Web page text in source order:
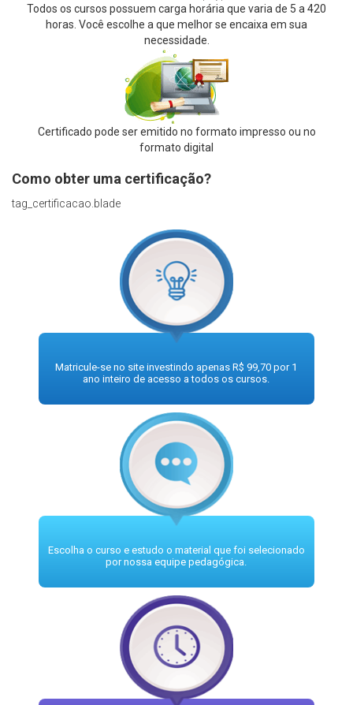
Todos os cursos possuem carga horária que varia de 5 a 420
horas. Você escolhe a que melhor se encaixa em sua
necessidade.
Certificado pode ser emitido no formato impresso ou no
formato digital
Como obter uma certificação?
tag_certificacao.blade
Matricule-se no site investindo apenas R$ 99,70 por 1
ano inteiro de acesso a todos os cursos.
Escolha o curso e estudo o material que foi selecionado
por nossa equipe pedagógica.